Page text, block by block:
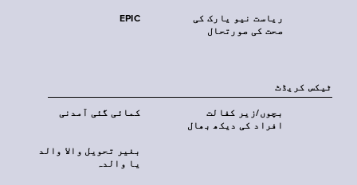
EPIC
ریاست نیو یارک کی
صحت کی صورتحال
ٹیکس کریڈٹ
کمائی گئی آمدنی
بچوں/زیر کفالت
افراد کی دیکھ بھال
بغیر تحویل والا والد
یا والدہ